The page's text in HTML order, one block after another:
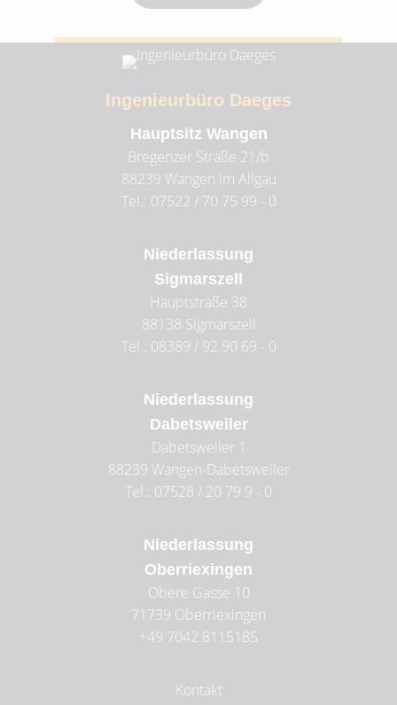
Kontakt
Ingenieurbüro Daeges
Hauptsitz Wangen
Bregenzer Straße 21/b
88239 Wangen im Allgäu
Tel.: 07522 / 70 75 99 - 0
Niederlassung
Sigmarszell
Hauptstraße 38
88138 Sigmarszell
Tel.: 08389 / 92 90 69 - 0
Niederlassung
Dabetsweiler
Dabetsweiler 1
88239 Wangen-Dabetsweiler
Tel.: 07528 / 20 79 9 - 0
Niederlassung
Oberriexingen
Obere Gasse 10
71739 Oberriexingen
+49 7042 8115185